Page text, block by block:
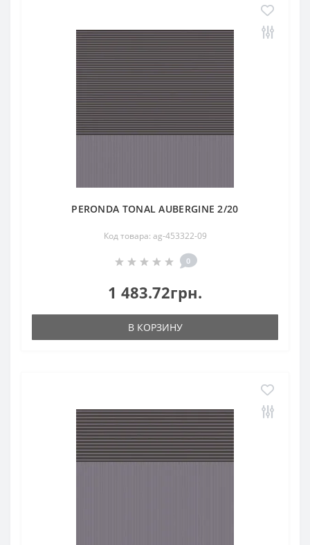
PERONDA TONAL AUBERGINE 2/20
Код товара: ag-453322-09
0
1 483.72грн.
В КОРЗИНУ